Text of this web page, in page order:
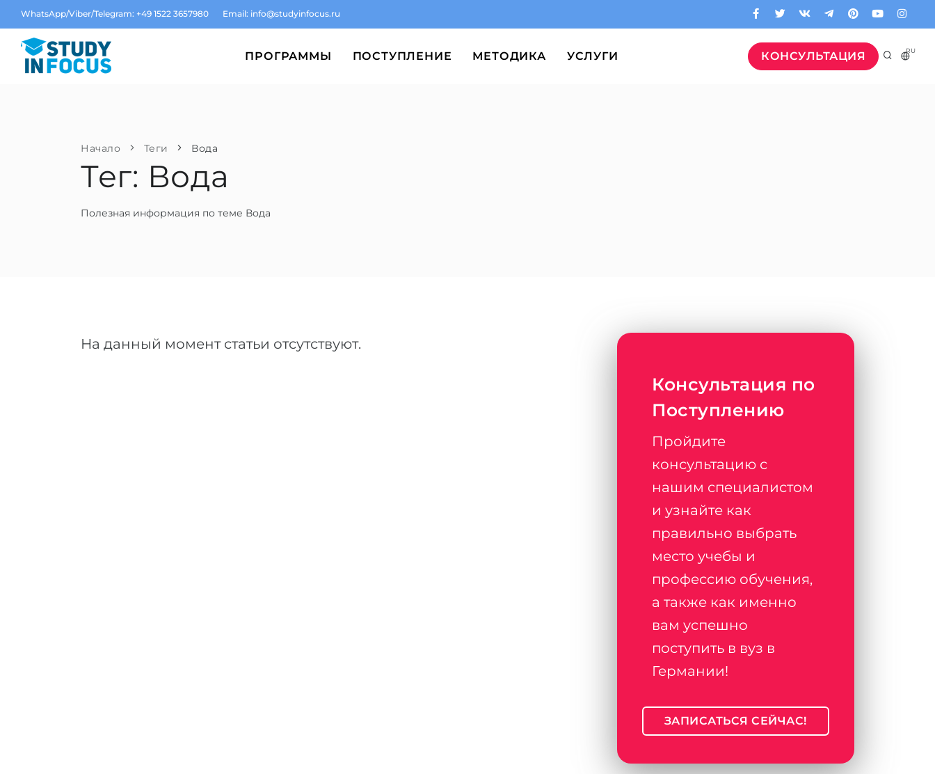
WhatsApp/Viber/Telegram: +49 1522 3657980 Email: info@studyinfocus.ru
КОНСУЛЬТАЦИЯ RU
ПРОГРАММЫ ПОСТУПЛЕНИЕ МЕТОДИКА УСЛУГИ
Начало Теги Вода
Тег: Вода
Полезная информация по теме Вода
На данный момент статьи отсутствуют.
Консультация по
Поступлению
Пройдите
консультацию с
нашим специалистом
и узнайте как
правильно выбрать
место учебы и
профессию обучения,
а также как именно
вам успешно
поступить в вуз в
Германии!
ЗАПИСАТЬСЯ СЕЙЧАС!